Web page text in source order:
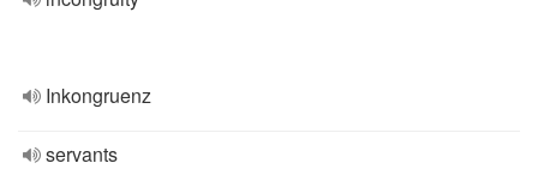
Inkongruenz
servants